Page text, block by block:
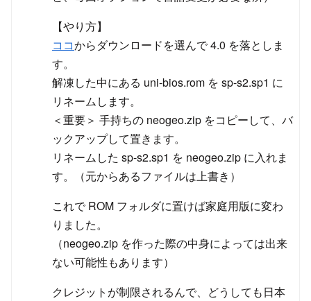
【やり方】
ココからダウンロードを選んで 4.0 を落としま
す。
解凍した中にある uni-bios.rom を sp-s2.sp1 に
リネームします。
＜重要＞ 手持ちの neogeo.zip をコピーして、バ
ックアップして置きます。
リネームした sp-s2.sp1 を neogeo.zip に入れま
す。（元からあるファイルは上書き）
これで ROM フォルダに置けば家庭用版に変わ
りました。
（neogeo.zip を作った際の中身によっては出来
ない可能性もあります）
クレジットが制限されるんで、どうしても日本